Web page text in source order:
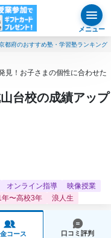
メニュー
都府のおすすめ塾・学習塾ランキング
見！お子さまの個性に合わせた
台校の成績アップ
オンライン指導
映像授業
年〜高校3年 浪人生
コース 口コミ評判